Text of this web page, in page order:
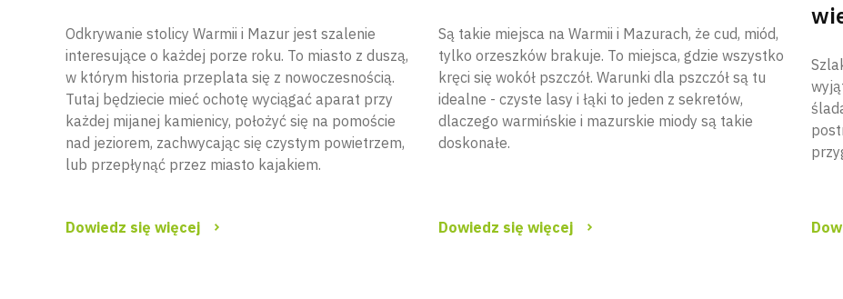
Odkrywanie stolicy Warmii i Mazur jest szalenie
interesujące o każdej porze roku. To miasto z duszą,
w którym historia przeplata się z nowoczesnością.
Tutaj będziecie mieć ochotę wyciągać aparat przy
każdej mijanej kamienicy, położyć się na pomoście
nad jeziorem, zachwycając się czystym powietrzem,
lub przepłynąć przez miasto kajakiem.
Dowiedz się więcej
Są takie miejsca na Warmii i Mazurach, że cud, miód,
tylko orzeszków brakuje. To miejsca, gdzie wszystko
kręci się wokół pszczół. Warunki dla pszczół są tu
idealne - czyste lasy i łąki to jeden z sekretów,
dlaczego warmińskie i mazurskie miody są takie
doskonałe.
Dowiedz się więcej